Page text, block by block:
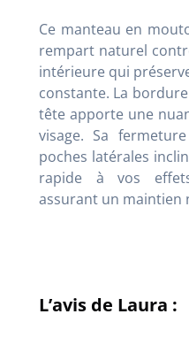
Ce manteau en
rempart naturel
intérieure qui
constante. La
tête apporte une
visage. Sa
poches latérales
rapide à vos
assurant un maintien
L’avis de Laura :